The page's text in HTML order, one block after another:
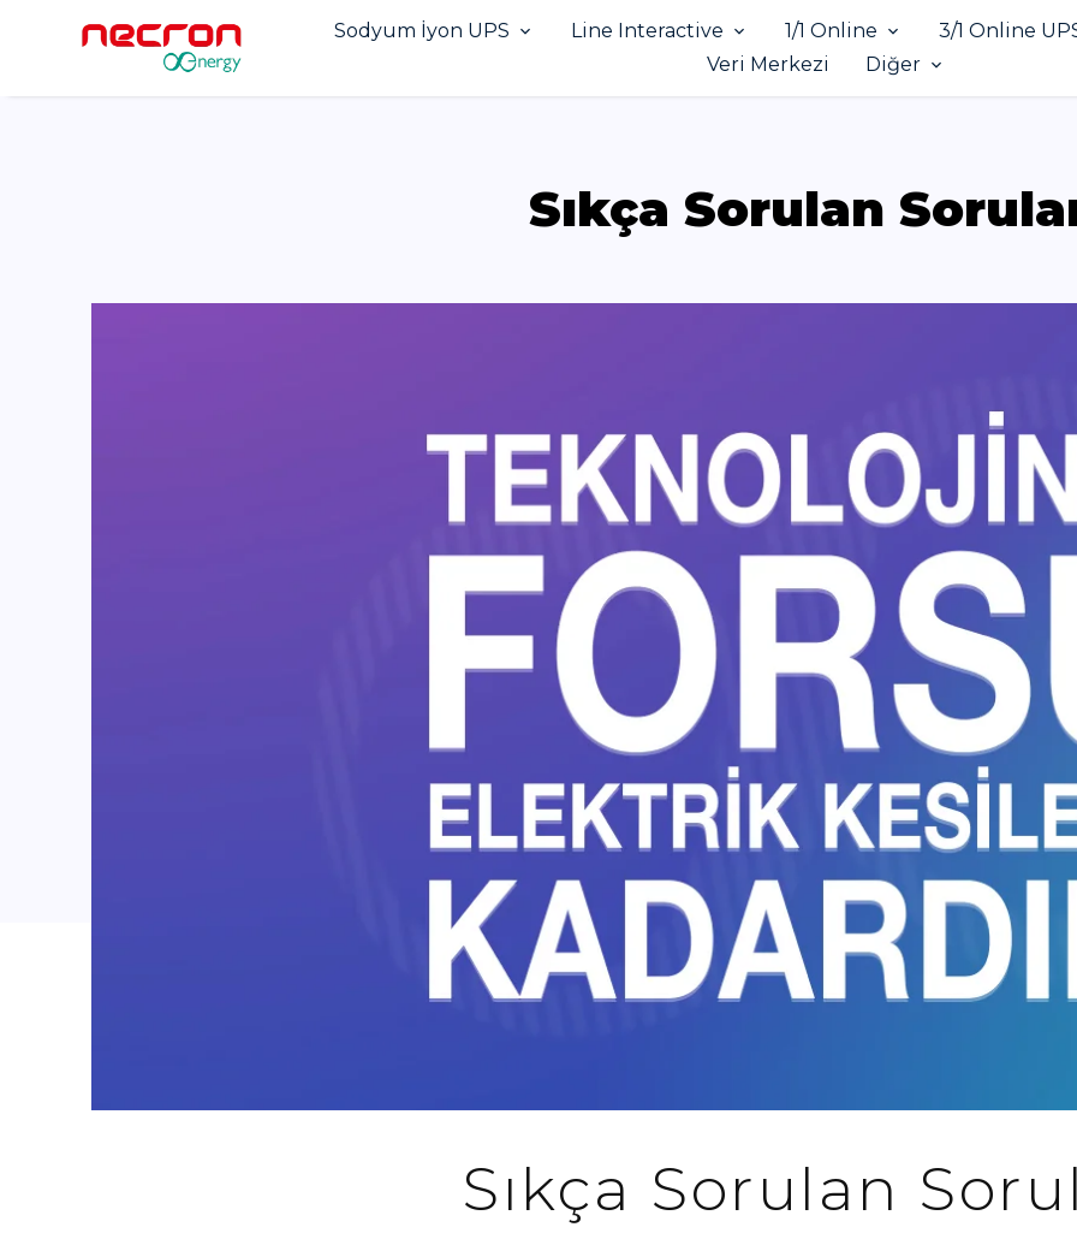
Sodyum İyon UPS Line Interactive 1/1 Online
3/1 Online
Veri Merkezi
Diğer
Sıkça Sorulan
Sıkça Sorulan